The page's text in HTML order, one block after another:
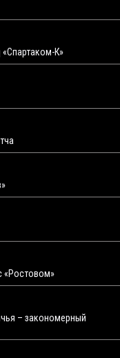
К»
«Ростовом»
– закономерный